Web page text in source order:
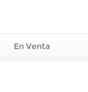
En Venta